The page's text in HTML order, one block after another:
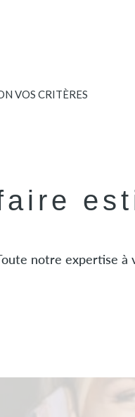
VOS CRITÈRES
notre expertise à